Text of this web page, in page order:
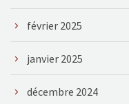
février 2025
janvier 2025
décembre 2024